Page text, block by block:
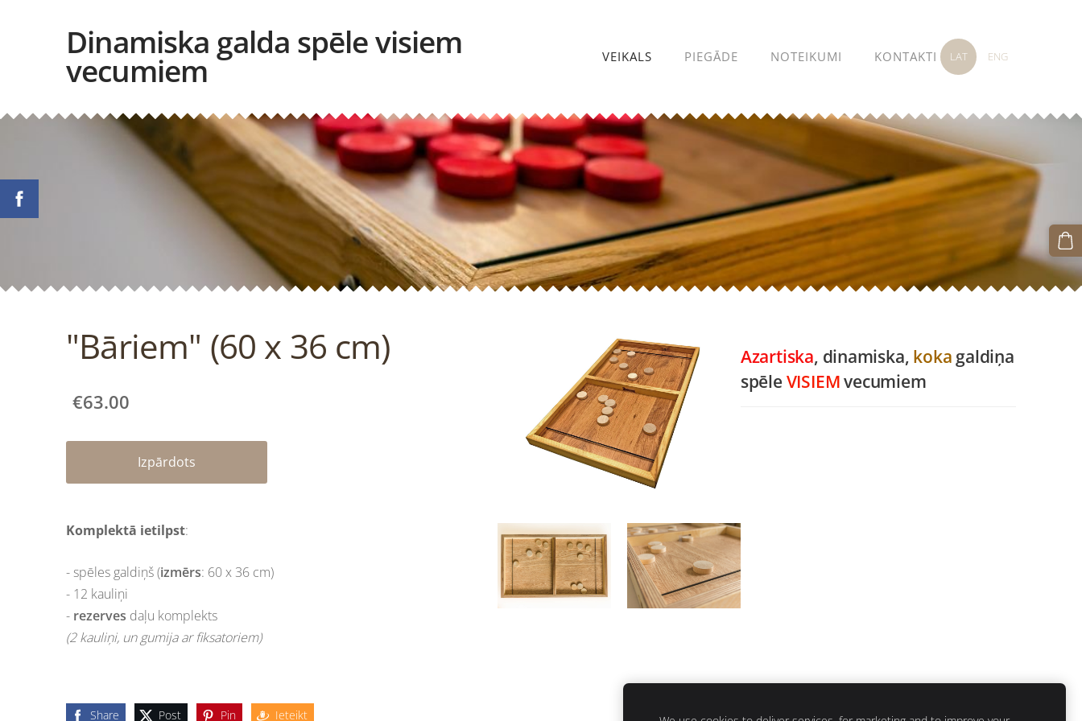
Dinamiska galda spēle visiem
vecumiem VEIKALS PIEGĀDE NOTEIKUMI KONTAKTI LAT ENG
Azartiska, dinamiska, koka galdiņa
spēle VISIEMvecumiem
"Bāriem" (60 x 36 cm)
€63.00
Izpārdots
Komplektā ietilpst:
- spēles galdiņš (izmērs: 60 x 36 cm)
- 12 kauliņi
- rezerves daļu komplekts
(2 kauliņi, un gumija ar fiksatoriem)
Share Post Pin Ieteikt